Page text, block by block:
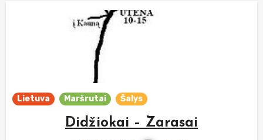
Lietuva Maršrutai Šalys
Didžiokai – Zarasai